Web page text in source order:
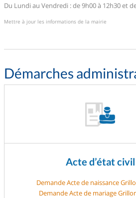
Du Lundi au Vendredi : de 9h00 à 12h30 et
Mettre à jour les informations de la mairie
Démarches
Acte d’état civil
Demande Acte de naissance
Demande Acte de mariage